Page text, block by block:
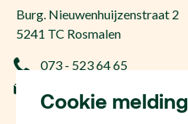
Cookie melding
Vraag de kosten op
Ervaringen
Taxatie
Huis kopen Nuland
Huis kopen Berlicum
Huis kopen Vinkel
Huis kopen Kruisstraat
Burg. Nieuwenhuijzenstraat 2
5241 TC Rosmalen
073 - 523 64 65